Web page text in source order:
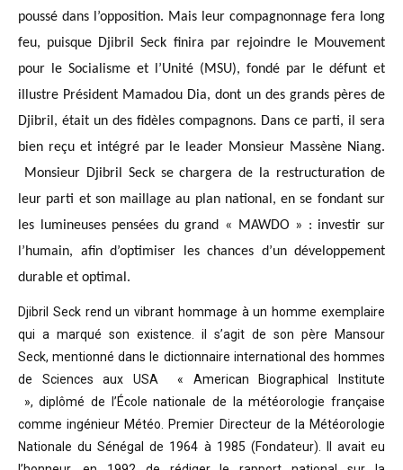
poussé dans l’opposition. Mais leur compagnonnage fera long
feu, puisque Djibril Seck finira par rejoindre le Mouvement
pour le Socialisme et l’Unité (MSU), fondé par le défunt et
illustre Président Mamadou Dia, dont un des grands pères de
Djibril, était un des fidèles compagnons. Dans ce parti, il sera
bien reçu et intégré par le leader Monsieur Massène Niang.
Monsieur Djibril Seck se chargera de la restructuration de
leur parti et son maillage au plan national, en se fondant sur
les lumineuses pensées du grand « MAWDO » : investir sur
l’humain, afin d’optimiser les chances d’un développement
durable et optimal.
Djibril Seck rend un vibrant hommage à un homme exemplaire
qui a marqué son existence. il s’agit de son père Mansour
Seck,mentionné dans le dictionnaire international des hommes
de Sciences aux USA « American Biographical Institute
», diplômé de l’École nationale de la météorologie française
comme ingénieur Météo. Premier Directeur de la Météorologie
Nationale du Sénégal de 1964 à 1985 (Fondateur). Il avait eu